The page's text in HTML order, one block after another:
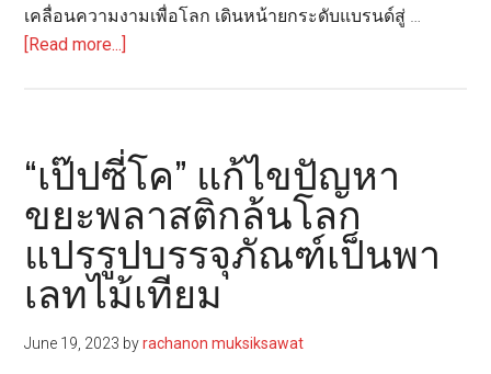
เคลื่อนความงามเพื่อโลก เดินหน้ายกระดับแบรนด์สู่ …
[Read more...]
ยก
ระดับ
แบรนด์
สู่
Green
Beauty
บรรจุ
“เป๊ปซี่โค” แก้ไขปัญหา
ขยะพลาสติกล้นโลก
แปรรูปบรรจุภัณฑ์เป็นพา
เลทไม้เทียม
June 19, 2023 byrachanon muksiksawat